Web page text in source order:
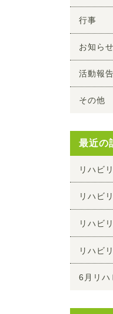
行事
お知らせ
活動報告
その他
最近の
リハビ
リハビ